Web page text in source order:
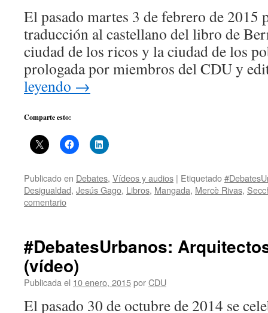
El pasado martes 3 de febrero de 2015
traducción al castellano del libro de
ciudad de los ricos y la ciudad de los
prologada por miembros del CDU y
leyendo →
Comparte esto:
Publicado en Debates, Vídeos y audios | Etiquetado
Desigualdad, Jesús Gago, Libros, Mangada, Mercè Rivas,
comentario
#DebatesUrbanos:
(vídeo)
Publicada el 10 enero, 2015porCDU
El pasado 30 de octubre de 2014 se